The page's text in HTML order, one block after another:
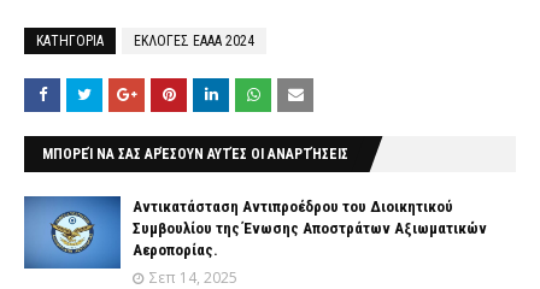
ΚΑΤΗΓΟΡΙΑ ΕΚΛΟΓΕΣ ΕΑΑΑ 2024
ΜΠΟΡΕΊ ΝΑ ΣΑΣ ΑΡΈΣΟΥΝ ΑΥΤΈΣ ΟΙ ΑΝΑΡΤΉΣΕΙΣ
Αντικατάσταση Αντιπροέδρου του Διοικητικού
Συμβουλίου της Ένωσης Αποστράτων Αξιωματικών
Αεροπορίας.
Σεπ 14, 2025